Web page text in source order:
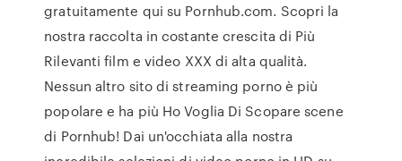
gratuitamente qui su Pornhub.com. Scopri la
nostra raccolta in costante crescita di Più
Rilevanti film e video XXX di alta qualità.
Nessun altro sito di streaming porno è più
popolare e ha più Ho Voglia Di Scopare scene
di Pornhub! Dai un'occhiata alla nostra